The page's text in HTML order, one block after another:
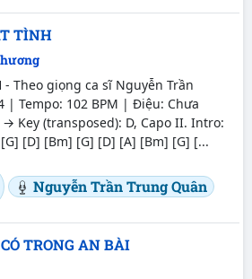
TÌNH
- Theo giọng ca sĩ Nguyễn Trần
| Tempo: 102 BPM | Điệu: Chưa
Key (transposed): D, Capo II. Intro:
[D] [Bm] [G] [D] [A] [Bm] [G] [...
Nguyễn Trần Trung Quân
TRONG AN BÀI